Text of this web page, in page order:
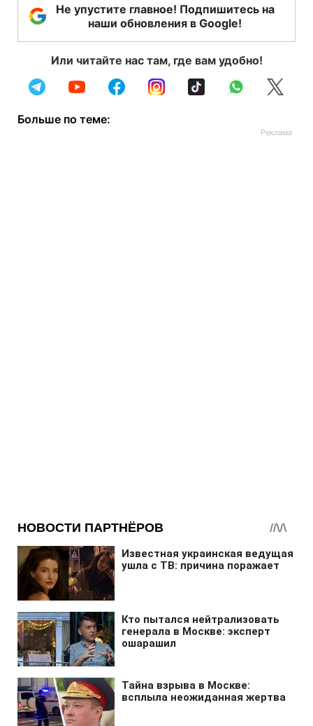
Не упустите главное! Подпишитесь на
наши обновления в Google!
Или читайте нас там, где вам удобно!
Больше по теме: